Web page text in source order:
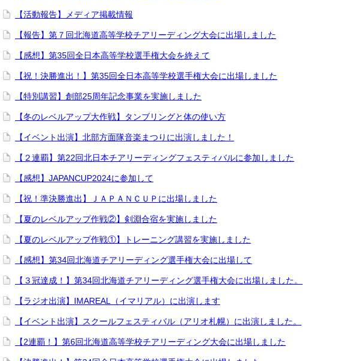
【活動報告】メディア掲載情報
【報告】第７回北海道高等学校チアリーディング大会に出場しました
【感想】第35回全日本高等学校選手権大会を終えて
【祝！決勝進出！】第35回全日本高等学校選手権大会に出場しました
【特別講習】創部25周年記念事業を実施しました
【冬のレベルアップ大作戦】タンブリングと体の使い方
【イベント出演】北部方面隊音楽まつりに出演しました！
【２連覇】第22回北日本チアリーディングフェスティバルに参加しました
【感想】JAPANCUP2024に参加して
【祝！準決勝進出】ＪＡＰＡＮＣＵＰに出場しました
【夏のレベルアップ作戦②】剣淵合宿を実施しました
【夏のレベルアップ作戦①】トレーニング講習を実施しました
【感想】第34回北海道チアリーディング選手権大会に出場して
【３冠達成！】第34回北海道チアリーディング選手権大会に出場しました。
【ラジオ出演】IMAREAL（イマリアル）に出演します
【イベント出演】スクールフェスティバル（アリオ札幌）に出演しました。
【2連覇！】第6回北海道高等学校チアリーディング大会に出場しました